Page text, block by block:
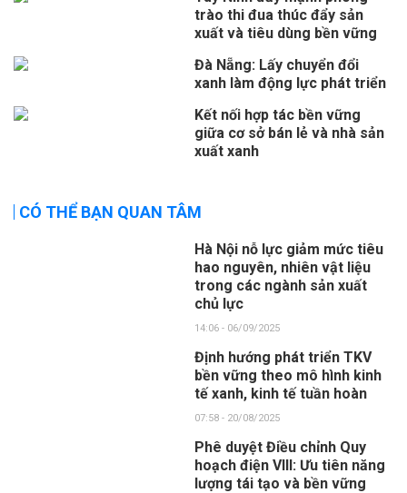
trào thi đua thúc đẩy sản
xuất và tiêu dùng bền vững
Đà Nẵng: Lấy chuyển đổi
xanh làm động lực phát triển
Kết nối hợp tác bền vững
giữa cơ sở bán lẻ và nhà sản
xuất xanh
CÓ THỂ BẠN QUAN TÂM
Hà Nội nỗ lực giảm mức tiêu
hao nguyên, nhiên vật liệu
trong các ngành sản xuất
chủ lực
14:06 - 06/09/2025
Định hướng phát triển TKV
bền vững theo mô hình kinh
tế xanh, kinh tế tuần hoàn
07:58 - 20/08/2025
Phê duyệt Điều chỉnh Quy
hoạch điện VIII: Ưu tiên năng
lượng tái tạo và bền vững